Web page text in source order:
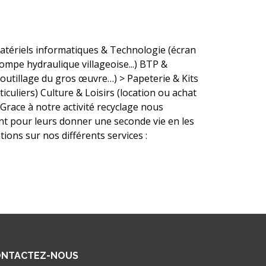
informatiques & Technologie (écran
hydraulique villageoise...) BTP &
du gros œuvre…) > Papeterie & Kits
Culture & Loisirs (location ou achat
à notre activité recyclage nous
pour leurs donner une seconde vie en les
sur nos différents services :
NOUS